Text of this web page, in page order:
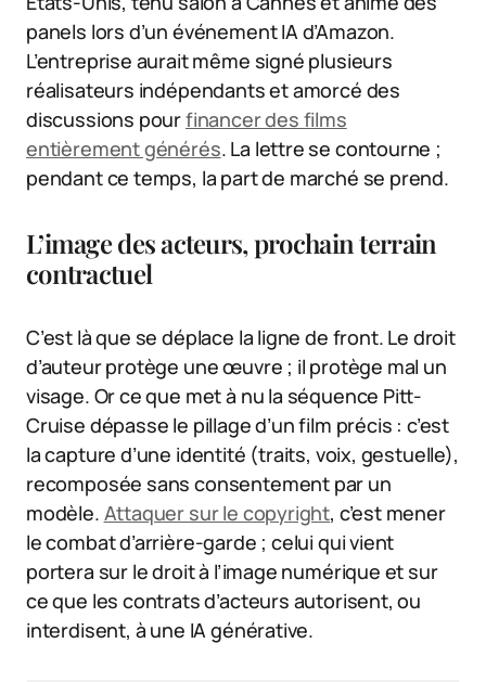
panels lors d’un événement IA d’Amazon.
L’entreprise aurait même signé plusieurs
réalisateurs indépendants et amorcé des
discussions pourfinancer des films
entièrement générés. La lettre se contourne ;
pendant ce temps, la part de marché se prend.
L’image des acteurs, prochain terrain
contractuel
C’est là que se déplace la ligne de front. Le droit
d’auteur protège une œuvre ; il protège mal un
visage. Or ce que met à nu la séquence Pitt-
Cruise dépasse le pillage d’un film précis : c’est
la capture d’une identité (traits, voix, gestuelle),
recomposée sans consentement par un
modèle. Attaquer sur le copyright, c’est mener
le combat d’arrière-garde ; celui qui vient
portera sur le droit à l’image numérique et sur
ce que les contrats d’acteurs autorisent, ou
interdisent, à une IA générative.